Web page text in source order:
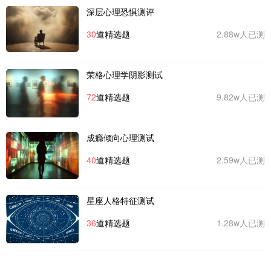
深层心理恐惧测评
30道精选题 2.88w人已测
荣格心理学阴影测试
72道精选题 9.82w人已测
成瘾倾向心理测试
40道精选题 2.59w人已测
星座人格特征测试
36道精选题 1.28w人已测